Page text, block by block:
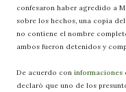
confesaron haber agredido a
sobre los hechos, una copia
no contiene el nombre
ambos fueron detenidos y
De acuerdo con informaciones
declaró que uno de los